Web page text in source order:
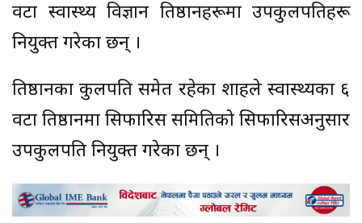
वटा स्वास्थ्य विज्ञान प्रतिष्ठानहरूमा उपकुलपतिहरू
नियुक्त गरेका छन् ।
प्रतिष्ठानका कुलपति समेत रहेका शाहले स्वास्थ्यका ६
वटा प्रतिष्ठानमा सिफारिस समितिको सिफारिसअनुसार
उपकुलपति नियुक्त गरेका छन् ।